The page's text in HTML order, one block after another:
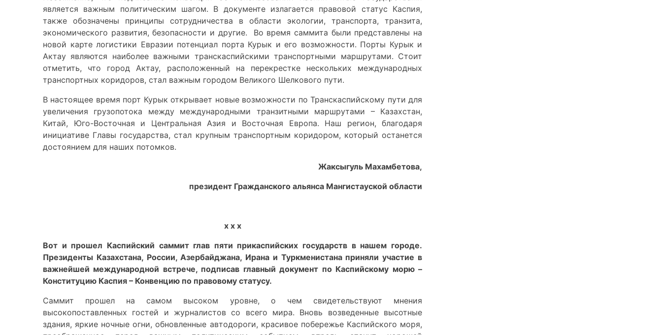
является важным политическим шагом. В документе излагается правовой статус Каспия,
также обозначены принципы сотрудничества в области экологии, транспорта, транзита,
экономического развития, безопасности и другие. Во время саммита были представлены на
новой карте логистики Евразии потенциал порта Курык и его возможности. Порты Курык и
Актау являются наиболее важными транскаспийскими транспортными маршрутами. Стоит
отметить, что город Актау, расположенный на перекрестке нескольких международных
транспортных коридоров, стал важным городом Великого Шелкового пути.
В настоящее время порт Курык открывает новые возможности по Транскаспийскому пути для
увеличения грузопотока между международными транзитными маршрутами – Казахстан,
Китай, Юго-Восточная и Центральная Азия и Восточная Европа. Наш регион, благодаря
инициативе Главы государства, стал крупным транспортным коридором, который останется
достоянием для наших потомков.
Жаксыгуль Махамбетова,
президент Гражданского альянса Мангистауской области
х х х
Вот и прошел Каспийский саммит глав пяти прикаспийских государств в нашем городе.
Президенты Казахстана, России, Азербайджана, Ирана и Туркменистана приняли участие в
важнейшей международной встрече, подписав главный документ по Каспийскому морю –
Конституцию Каспия – Конвенцию по правовому статусу.
Саммит прошел на самом высоком уровне, о чем свидетельствуют мнения
высокопоставленных гостей и журналистов со всего мира. Вновь возведенные высотные
здания, яркие ночные огни, обновленные автодороги, красивое побережье Каспийского моря,